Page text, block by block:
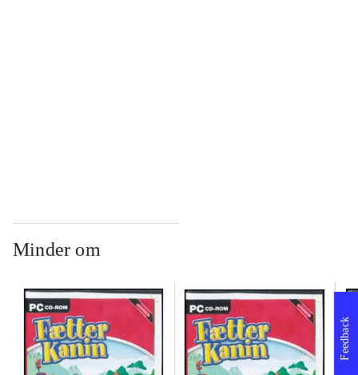
Minder om
Feedback